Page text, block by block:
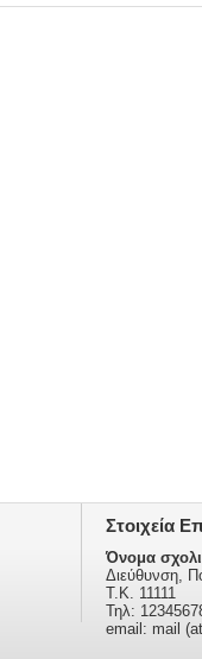
Στοιχεία
Όνομα
Διεύθυνση,
Τ.Κ. 11111
Τηλ:
email: mail